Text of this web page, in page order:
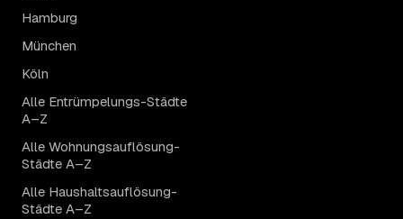
Hamburg
München
Köln
Alle Entrümpelungs-Städte
A–Z
Alle Wohnungsauflösung-
Städte A–Z
Alle Haushaltsauflösung-
Städte A–Z